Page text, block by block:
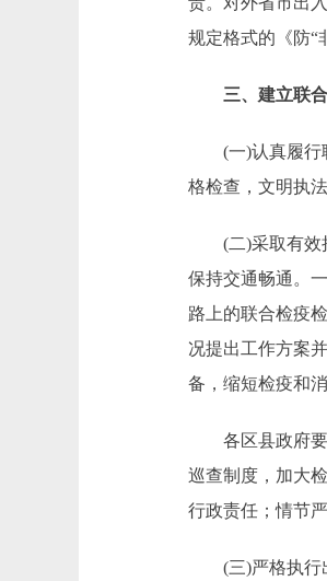
规定格式的《防“
三、建立联
(一)认真履行职
格检查，文明执
(二)采取有效措
保持交通畅通。
路上的联合检疫
况提出工作方案
备，缩短检疫和
各区县政府要
巡查制度，加大
行政责任；情节
(三)严格执行出